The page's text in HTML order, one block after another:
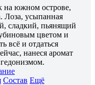
на южном острове,
Лоза, усыпанная
сладкий, пьянящий
цветом и
всё и отдаться
нанеся аромат
Состав Ещё